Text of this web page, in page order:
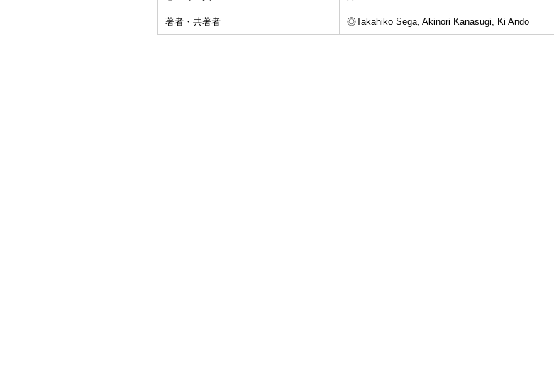
著者・共著者 ◎Takahiko Sega, Akinori Kanasugi, Ki Ando